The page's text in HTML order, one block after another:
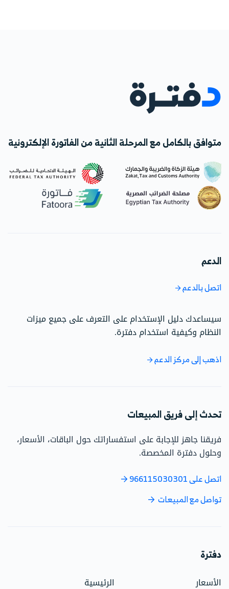
متوافق بالكامل مع المرحلة الثانية من الفاتورة الإلكترونية
الدعم
اتصل بالدعم
سيساعدك دليل الإستخدام على التعرف على جميع ميزات
النظام وكيفية استخدام دفترة.
اذهب إلى مركز الدعم
تحدث إلى فريق المبيعات
فريقنا جاهز للإجابة على استفساراتك حول الباقات، الأسعار،
وحلول دفترة المخصصة.
اتصل على 966115030301
تواصل مع المبيعات
دفترة
الأسعار الرئيسية